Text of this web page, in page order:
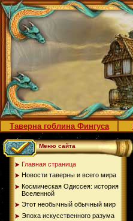
Таверна гоблина Фингуса
Меню сайта
Главная страница
Новости таверны и всего мира
Космическая Одиссея: история
Вселенной
Этот необычный обычный мир
Эпоха искусственного разума